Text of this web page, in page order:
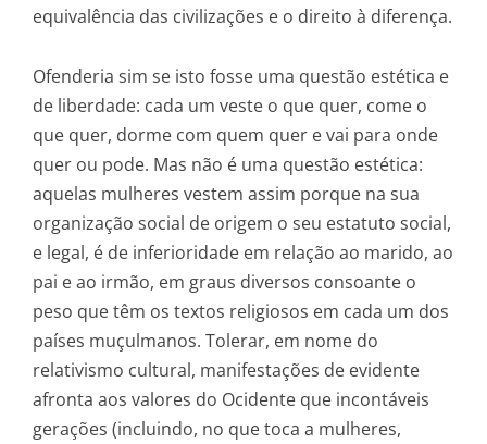
equivalência das civilizações e o direito à diferença.
Ofenderia sim se isto fosse uma questão estética e
de liberdade: cada um veste o que quer, come o
que quer, dorme com quem quer e vai para onde
quer ou pode. Mas não é uma questão estética:
aquelas mulheres vestem assim porque na sua
organização social de origem o seu estatuto social,
e legal, é de inferioridade em relação ao marido, ao
pai e ao irmão, em graus diversos consoante o
peso que têm os textos religiosos em cada um dos
países muçulmanos. Tolerar, em nome do
relativismo cultural, manifestações de evidente
afronta aos valores do Ocidente que incontáveis
gerações (incluindo, no que toca a mulheres,